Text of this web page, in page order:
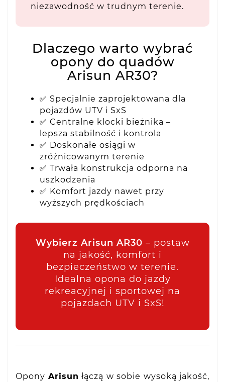
niezawodność w trudnym terenie.
Dlaczego warto wybrać
opony do quadów
Arisun AR30?
✅ Specjalnie zaprojektowana dla
pojazdów UTV i SxS
✅ Centralne klocki bieżnika –
lepsza stabilność i kontrola
✅ Doskonałe osiągi w
zróżnicowanym terenie
✅ Trwała konstrukcja odporna na
uszkodzenia
✅ Komfort jazdy nawet przy
wyższych prędkościach
Wybierz Arisun AR30 – postaw
na jakość, komfort i
bezpieczeństwo w terenie.
Idealna opona do jazdy
rekreacyjnej i sportowej na
pojazdach UTV i SxS!
Opony Arisun łączą w sobie wysoką jakość,